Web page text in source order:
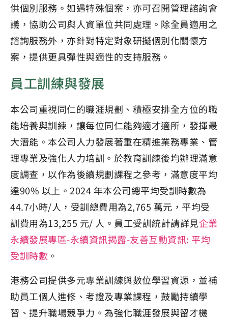
供個別服務。如遇特殊個案，亦可召開管理諮詢會
議，協助公司與人資單位共同處理。除全員適用之
諮詢服務外，亦針對特定對象研擬個別化關懷方
案，提供更具彈性與適性的支持服務。
員工訓練與發展
本公司重視同仁的職涯規劃、積極安排全方位的職
能培養與訓練，讓每位同仁能夠適才適所，發揮最
大潛能。本公司人力發展著重在精進業務專業、管
理專業及強化人力培訓。於教育訓練後均辦理滿意
度調查，以作為後續規劃課程之參考，滿意度平均
達90% 以上。2024 年本公司總平均受訓時數為
44.7小時/人，受訓總費用為2,765 萬元，平均受
訓費用為13,255 元/ 人。員工受訓統計請詳見企業
永續發展專區-永續資訊揭露-友善互動資訊: 平均
受訓時數 。
港務公司提供多元專業訓練與數位學習資源，並補
助員工個人進修、考證及專業課程，鼓勵持續學
習、提升職場競爭力。為強化職涯發展與留才機